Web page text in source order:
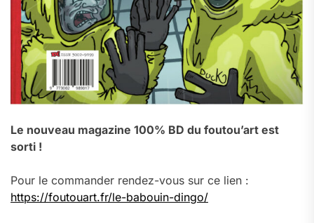
Le nouveau magazine 100% BD du foutou’art est
sorti !
Pour le commander rendez-vous sur ce lien :
https://foutouart.fr/le-babouin-dingo/